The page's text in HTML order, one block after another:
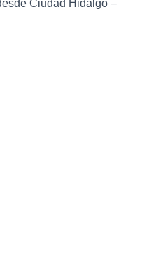
Ciudad Hidalgo –